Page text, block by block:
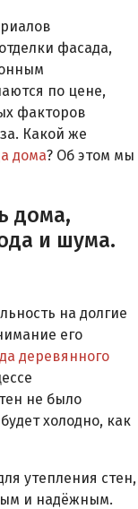
фасада,
по цене,
факторов
Какой же
дома? Об этом мы
дома,
и шума.
на долгие
его
деревянного
не было
холодно, как
утепления стен,
и надёжным.